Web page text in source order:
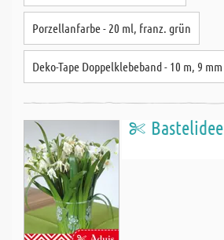
Porzellanfarbe - 20 ml, franz. grün
Deko-Tape Doppelklebeband - 10 m, 9 mm
Bastelidee